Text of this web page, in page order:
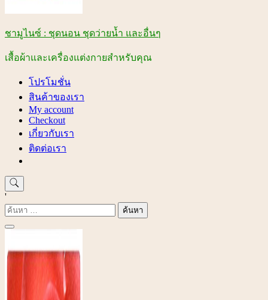
ชามูไนซ์ : ชุดนอน ชุดว่ายน้ำ และอื่นๆ
เสื้อผ้าและเครื่องแต่งกายสำหรับคุณ
โปรโมชั่น
สินค้าของเรา
My account
Checkout
เกี่ยวกับเรา
ติดต่อเรา
'
ค้นหา
สำหรับ: